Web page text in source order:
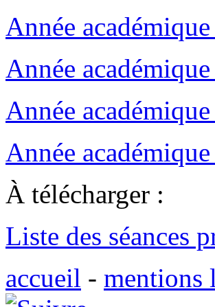
Année
Année
Année
Année
À télécharger :
Liste des séances
accueil - mentions